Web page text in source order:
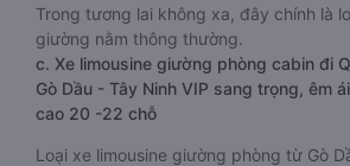
Trong tương lai không xa, đây chính là
giường nằm thông thường.
c. Xe limousine giường phòng cabin đi
Gò Dầu - Tây Ninh VIP sang trọng, êm
cao 20 -22 chỗ
Loại xe limousine giường phòng từ Gò